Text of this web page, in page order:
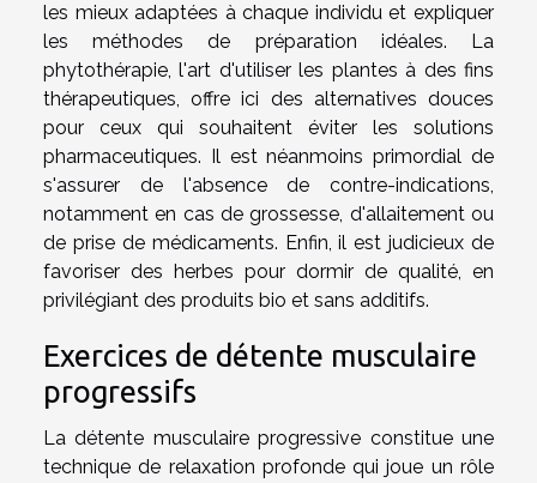
les mieux adaptées à chaque individu et expliquer
les méthodes de préparation idéales. La
phytothérapie, l'art d'utiliser les plantes à des fins
thérapeutiques, offre ici des alternatives douces
pour ceux qui souhaitent éviter les solutions
pharmaceutiques. Il est néanmoins primordial de
s'assurer de l'absence de contre-indications,
notamment en cas de grossesse, d'allaitement ou
de prise de médicaments. Enfin, il est judicieux de
favoriser des herbes pour dormir de qualité, en
privilégiant des produits bio et sans additifs.
Exercices de détente musculaire
progressifs
La détente musculaire progressive constitue une
technique de relaxation profonde qui joue un rôle